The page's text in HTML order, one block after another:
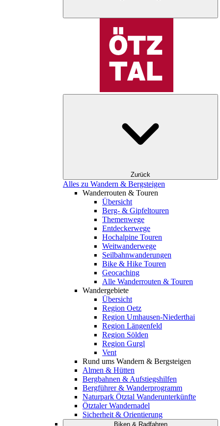
Zurück
Alles zu Wandern & Bergsteigen
Wanderrouten & Touren
Übersicht
Berg- & Gipfeltouren
Themenwege
Entdeckerwege
Hochalpine Touren
Weitwanderwege
Seilbahnwanderungen
Bike & Hike Touren
Geocaching
Alle Wanderrouten & Touren
Wandergebiete
Übersicht
Region Oetz
Region Umhausen-Niederthai
Region Längenfeld
Region Sölden
Region Gurgl
Vent
Rund ums Wandern & Bergsteigen
Almen & Hütten
Bergbahnen & Aufstiegshilfen
Bergführer & Wanderprogramm
Naturpark Ötztal Wanderunterkünfte
Ötztaler Wandernadel
Sicherheit & Orientierung
Biken & Radfahren